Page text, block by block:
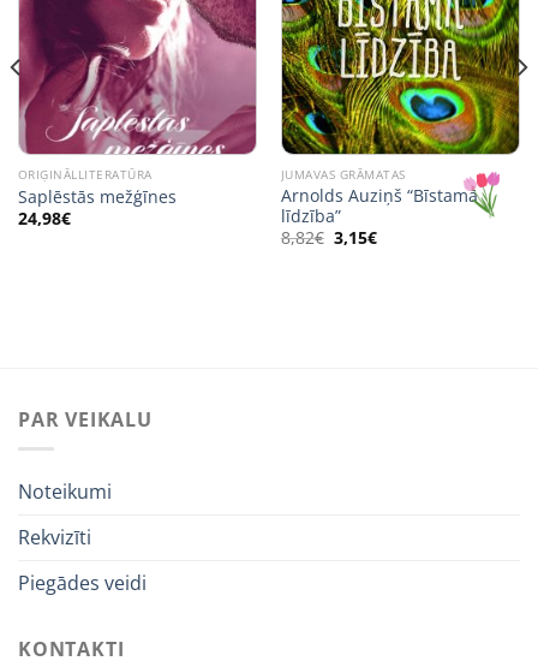
ORIĢINĀLLITERATŪRA
Saplēstās mežģīnes
24,98€
JUMAVAS GRĀMATAS
Arnolds Auziņš “Bīstamā
līdzība”
8,82€ Original
price
3,15€Current
PAR VEIKALU
Noteikumi
Rekvizīti
Piegādes veidi
KONTAKTI